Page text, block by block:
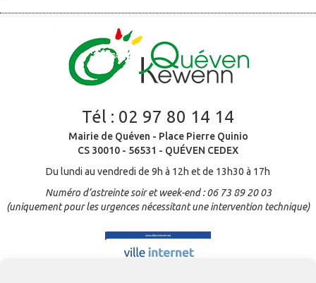
Tél : 02 97 80 14 14
Mairie de Quéven - Place Pierre Quinio
CS 30010 - 56531 - QUÉVEN CEDEX
Du lundi au vendredi de 9h à 12h et de 13h30 à 17h
Numéro d’astreinte soir et week-end : 06 73 89 20 03
(uniquement pour les urgences nécessitant une intervention technique)